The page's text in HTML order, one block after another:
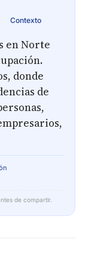
Contexto
en Norte
donde
de
de compartir.